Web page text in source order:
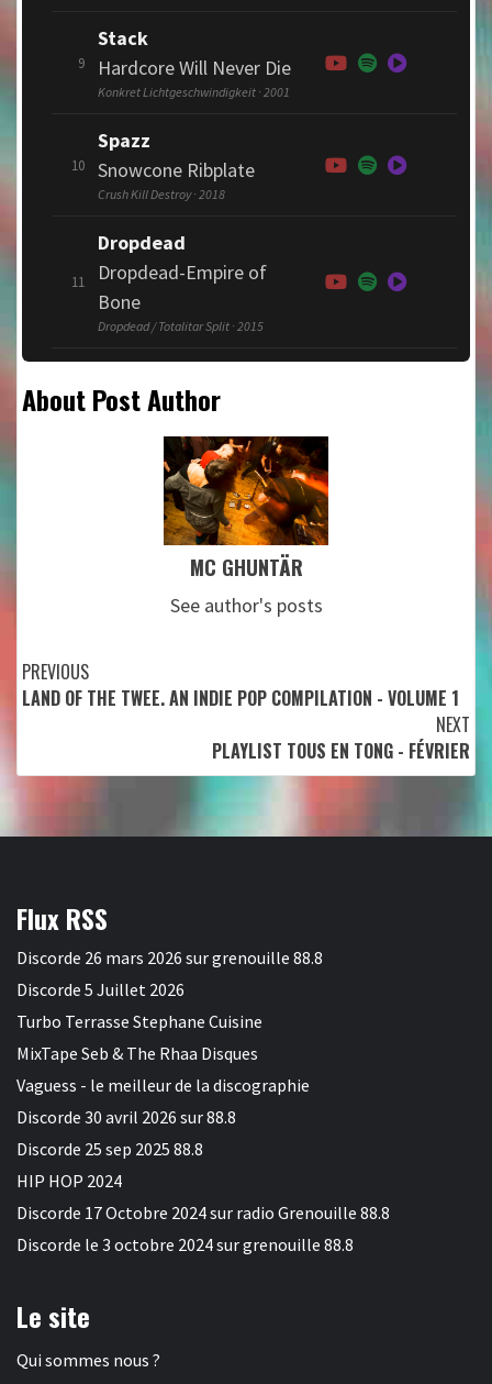
9
Stack
Hardcore Will Never Die
Konkret Lichtgeschwindigkeit · 2001
10
Spazz
Snowcone Ribplate
Crush Kill Destroy · 2018
11
Dropdead
Dropdead-Empire of
Bone
Dropdead / Totalitar Split · 2015
About Post Author
MC GHUNTÄR
See author's posts
Continue
Reading
PREVIOUS
LAND OF THE TWEE. AN INDIE POP COMPILATION - VOLUME 1
NEXT
PLAYLIST TOUS EN TONG - FÉVRIER
Flux RSS
Discorde 26 mars 2026 sur grenouille 88.8
Discorde 5 Juillet 2026
Turbo Terrasse Stephane Cuisine
MixTape Seb & The Rhaa Disques
Vaguess - le meilleur de la discographie
Discorde 30 avril 2026 sur 88.8
Discorde 25 sep 2025 88.8
HIP HOP 2024
Discorde 17 Octobre 2024 sur radio Grenouille 88.8
Discorde le 3 octobre 2024 sur grenouille 88.8
Le site
Qui sommes nous ?